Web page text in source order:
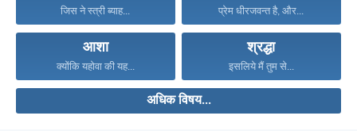
जिस ने स्त्री ब्याह... प्रेम धीरजवन्त है, और...
आशा
क्योंकि यहोवा की यह...
श्रद्धा
इसलिये मैं तुम से...
अधिक विषय...